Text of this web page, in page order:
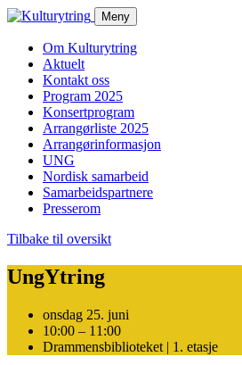
Skip
content
Meny
Om Kulturytring
Aktuelt
Kontakt oss
Program 2025
Konsertprogram
Arrangørliste 2025
Arrangørinformasjon
UNG
Nordisk samarbeid
Samarbeidspartnere
Presserom
Tilbake til oversikt
UngYtring
onsdag 25. juni
10:00 – 11:00
Drammensbiblioteket | 1. etasje